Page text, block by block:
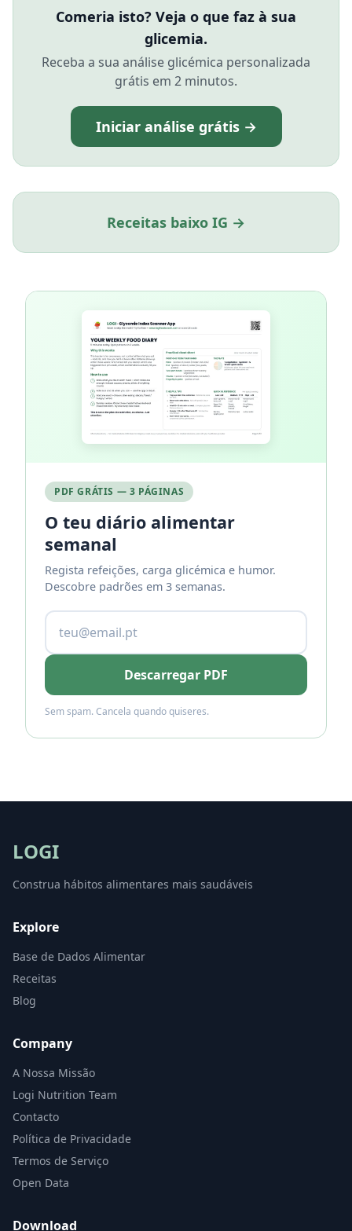
Comeria isto? Veja o que faz à sua
glicemia.
Receba a sua análise glicémica personalizada
grátis em 2 minutos.
Iniciar análise grátis →
Receitas baixo IG →
PDF GRÁTIS — 3 PÁGINAS
O teu diário alimentar
semanal
Regista refeições, carga glicémica e humor.
Descobre padrões em 3 semanas.
Descarregar PDF
Sem spam. Cancela quando quiseres.
LOGI
Construa hábitos alimentares mais saudáveis
Explore
Base de Dados Alimentar
Receitas
Blog
Company
A Nossa Missão
Logi Nutrition Team
Contacto
Política de Privacidade
Termos de Serviço
Open Data
Download